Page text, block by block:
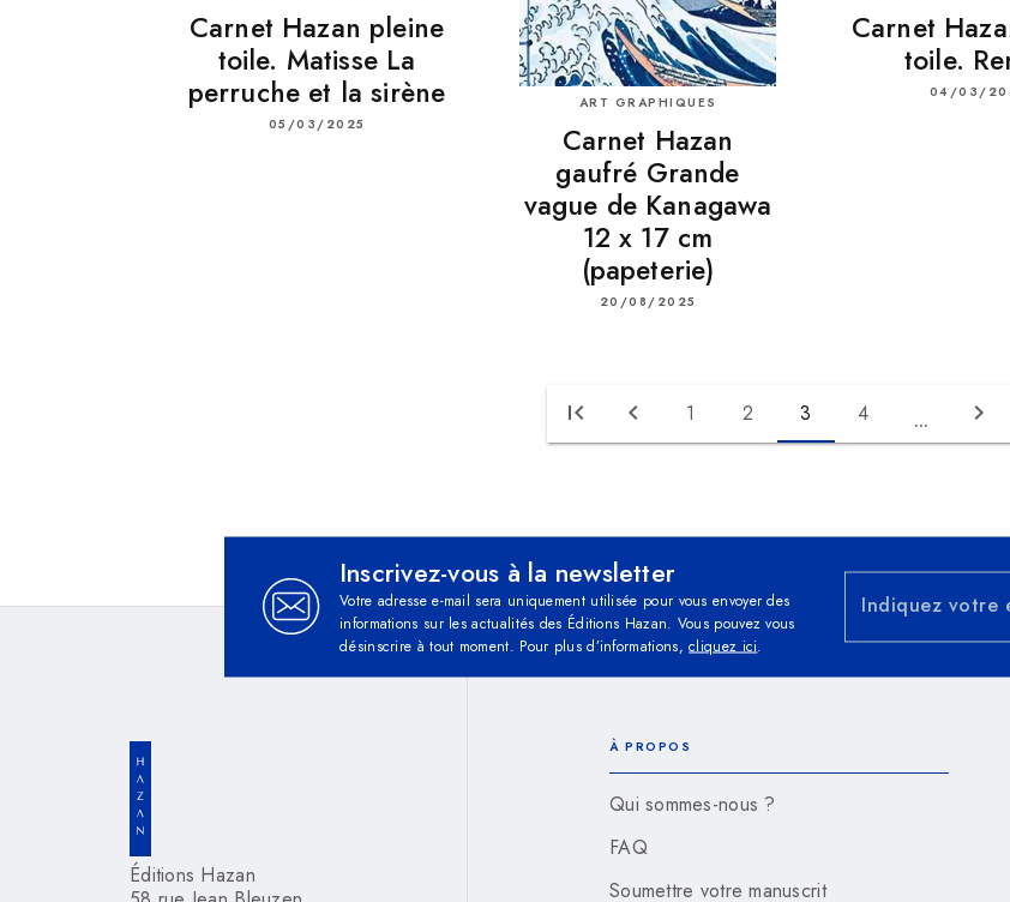
Carnet Hazan pleine
toile. Matisse La
perruche et la sirène
05/03/2025
ART GRAPHIQUES
Carnet Hazan
gaufré Grande
vague de Kanagawa
12 x 17 cm
(papeterie)
20/08/2025
Carnet
toile.
04/03/
first_page chevron_left 1 2 3 4 ... chevron_right
Inscrivez-vous à la newsletter
Votre adresse e-mail sera uniquement utilisée pour vous envoyer des
informations sur les actualités des Éditions Hazan. Vous pouvez vous
désinscrire à tout moment. Pour plus d’informations,cliquez ici.
Indiquez votre
Éditions Hazan
À PROPOS
Qui sommes-nous ?
FAQ
Soumettre votre manuscrit